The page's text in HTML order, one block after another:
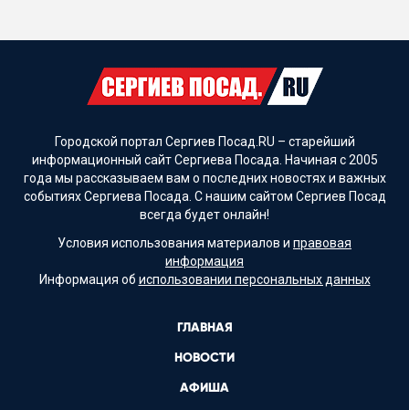
Городской портал Сергиев Посад.RU – старейший
информационный сайт Сергиева Посада. Начиная с 2005
года мы рассказываем вам о последних новостях и важных
событиях Сергиева Посада. С нашим сайтом Сергиев Посад
всегда будет онлайн!
Условия использования материалов и правовая
информация
Информация об использовании персональных данных
ГЛАВНАЯ
НОВОСТИ
АФИША